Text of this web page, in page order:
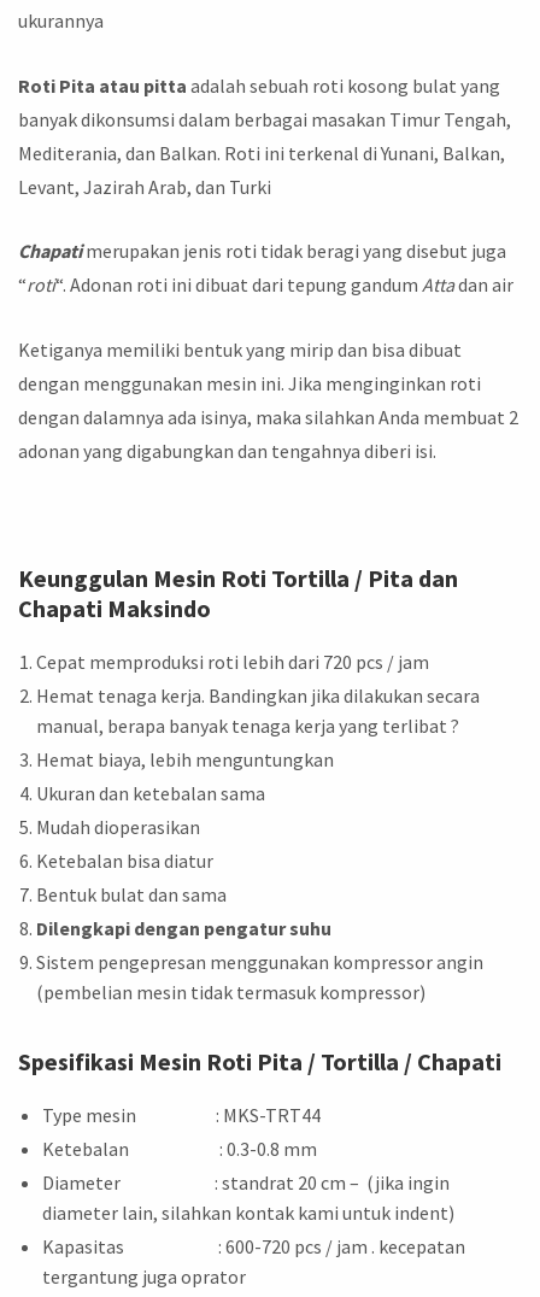
ukurannya
Roti Pita atau pitta adalah sebuah roti kosong bulat yang
banyak dikonsumsi dalam berbagai masakan Timur Tengah,
Mediterania, dan Balkan. Roti ini terkenal di Yunani, Balkan,
Levant, Jazirah Arab, dan Turki
Chapati merupakan jenis roti tidak beragi yang disebut juga
“roti“. Adonan roti ini dibuat dari tepung gandum Attadan air
Ketiganya memiliki bentuk yang mirip dan bisa dibuat
dengan menggunakan mesin ini. Jika menginginkan roti
dengan dalamnya ada isinya, maka silahkan Anda membuat 2
adonan yang digabungkan dan tengahnya diberi isi.
Keunggulan Mesin Roti Tortilla / Pita dan
Chapati Maksindo
Cepat memproduksi roti lebih dari 720 pcs / jam
Hemat tenaga kerja. Bandingkan jika dilakukan secara
manual, berapa banyak tenaga kerja yang terlibat ?
Hemat biaya, lebih menguntungkan
Ukuran dan ketebalan sama
Mudah dioperasikan
Ketebalan bisa diatur
Bentuk bulat dan sama
Dilengkapi dengan pengatur suhu
Sistem pengepresan menggunakan kompressor angin
(pembelian mesin tidak termasuk kompressor)
Spesifikasi Mesin Roti Pita / Tortilla / Chapati
Type mesin : MKS-TRT44
Ketebalan : 0.3-0.8 mm
Diameter : standrat 20 cm – (jika ingin
diameter lain, silahkan kontak kami untuk indent)
Kapasitas : 600-720 pcs / jam . kecepatan
tergantung juga oprator